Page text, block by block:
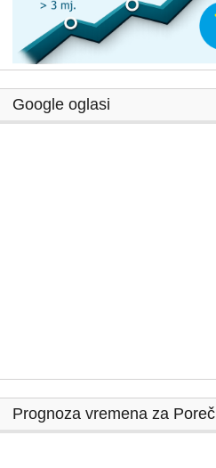
Google oglasi
Prognoza vremena za Poreč